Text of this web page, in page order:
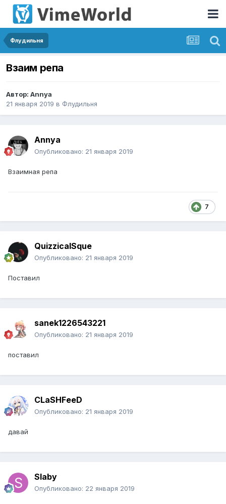
Флудильня
Взаим репа
Автор: Annya
21 января 2019 в Флудильня
Annya
Опубликовано: 21 января 2019
Взаимная репа
7
QuizzicalSque
Опубликовано: 21 января 2019
Поставил
sanek1226543221
Опубликовано: 21 января 2019
поставил
CLaSHFeeD
Опубликовано: 21 января 2019
давай
Slaby
Опубликовано: 22 января 2019